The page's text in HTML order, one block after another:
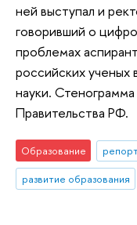
ней выступал и
говоривший о
проблемах
российских ученых
науки.
Правительства РФ.
Образование
развитие образования